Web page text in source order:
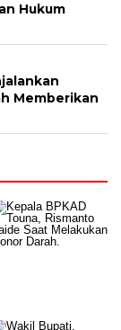
Hukum
Memberikan